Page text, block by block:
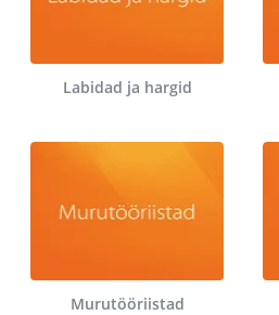
Labidad ja hargid
Murutööriistad